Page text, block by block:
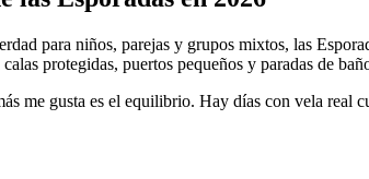
para niños, parejas y grupos mixtos, las
protegidas, puertos pequeños y paradas de
me gusta es el equilibrio. Hay días con vela